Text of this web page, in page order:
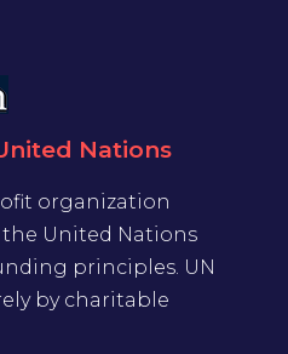
Nations
organization
United Nations
principles. UN
by charitable